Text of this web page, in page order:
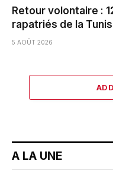
Retour volontaire :
rapatriés de la
5 AOÛT 2026
A LA UNE